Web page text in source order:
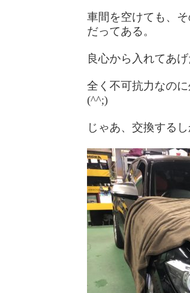
車間を空けても、
だってある。
良心から入れてあ
全く不可抗力なの
(^^;)
じゃあ、交換する